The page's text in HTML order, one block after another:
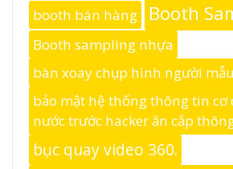
booth bán hàng Booth
Booth sampling nhựa
bàn xoay chụp hình người mẫu
bảo mật hệ thống thông tin cơ
nước trước hacker ăn cắp
bục quay video 360.